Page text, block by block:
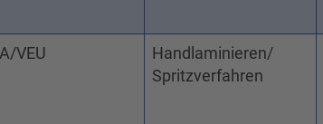
VEU
Handlaminieren/
Spritzverfahren